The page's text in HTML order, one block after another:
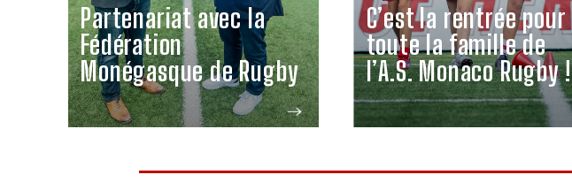
Partenariat avec la
Fédération
Monégasque de Rugby
C’est la rentrée pour
toute la famille de
l’A.S. Monaco Rugby !